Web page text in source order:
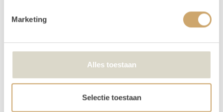
Marketing
Alles toestaan
Selectie toestaan
Betalen kan via iDeal of op factuur. Je boeking is
Je kunt de items laten bezorgen of zelf in Utrecht
komen ophalen.
We kunnen de order ook voor je bezorgen! Bij een
orderbedrag boven de €300 krijg je korting op de
Is er iets beschadigd? Dat kan gebeuren. Helaas